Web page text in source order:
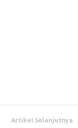
Artikel Selanjutnya